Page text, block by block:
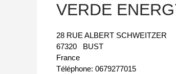
VERDE
28 RUE ALBERT SCHWEITZER
67320
BUST
France
Téléphone: 0679277015